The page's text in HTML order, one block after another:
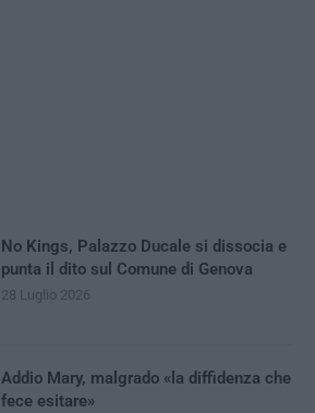
No Kings, Palazzo Ducale si dissocia e
punta il dito sul Comune di Genova
28 Luglio 2026
Addio Mary, malgrado «la diffidenza che
fece esitare»